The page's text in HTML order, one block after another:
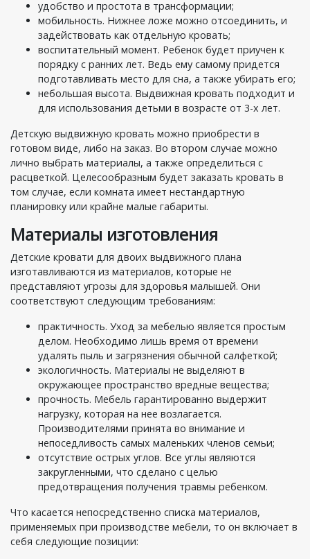
удобство и простота в трансформации;
мобильность. Нижнее ложе можно отсоединить, и
задействовать как отдельную кровать;
воспитательный момент. Ребенок будет приучен к
порядку с ранних лет. Ведь ему самому придется
подготавливать место для сна, а также убирать его;
небольшая высота. Выдвижная кровать подходит и
для использования детьми в возрасте от 3-х лет.
Детскую выдвижную кровать можно приобрести в
готовом виде, либо на заказ. Во втором случае можно
лично выбрать материалы, а также определиться с
расцветкой. Целесообразным будет заказать кровать в
том случае, если комната имеет нестандартную
планировку или крайне малые габариты.
Материалы изготовления
Детские кровати для двоих выдвижного плана
изготавливаются из материалов, которые не
представляют угрозы для здоровья малышей. Они
соответствуют следующим требованиям:
практичность. Уход за мебелью является простым
делом. Необходимо лишь время от времени
удалять пыль и загрязнения обычной салфеткой;
экологичность. Материалы не выделяют в
окружающее пространство вредные вещества;
прочность. Мебель гарантированно выдержит
нагрузку, которая на нее возлагается.
Производителями принята во внимание и
непоседливость самых маленьких членов семьи;
отсутствие острых углов. Все углы являются
закругленными, что сделано с целью
предотвращения получения травмы ребенком.
Что касается непосредственно списка материалов,
применяемых при производстве мебели, то он включает в
себя следующие позиции: